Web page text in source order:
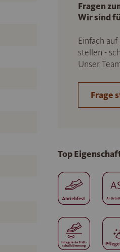
Fragen
Wir sind
Einfach
stellen -
Unser
Frage
Top